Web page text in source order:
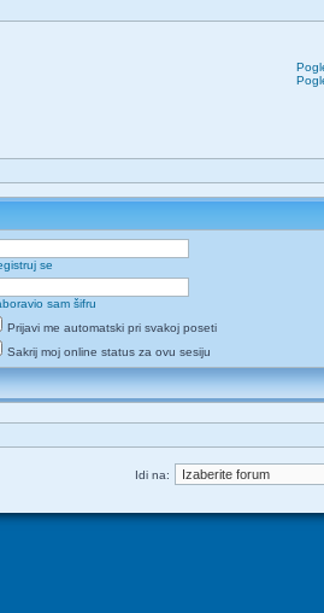
se
sam šifru
Prijavi me automatski pri svakoj poseti
Sakrij moj online status za ovu sesiju
Idi na: